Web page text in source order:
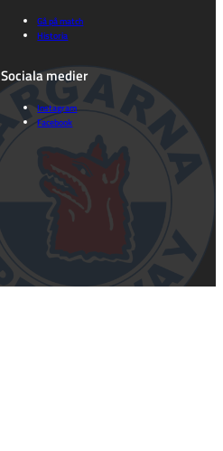
Gå på match
Historia
Sociala medier
Instagram
Facebook